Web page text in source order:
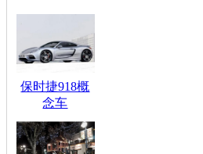
保时捷918概
念车